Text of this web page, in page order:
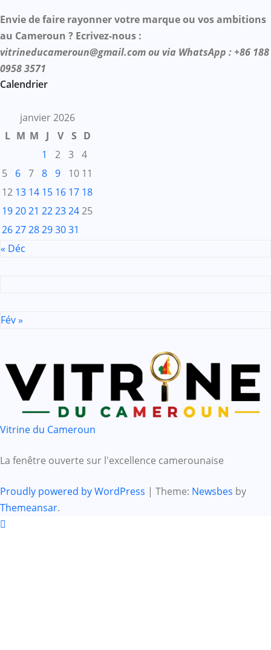
Envie de faire rayonner votre marque ou vos ambitions
au Cameroun ? Ecrivez-nous :
vitrineducameroun@gmail.com ou via WhatsApp : +86 188
0958 3571
Calendrier
janvier 2026
L M M J V S D
1
2 3 4
5
6 7 8 9 10 11
12 13 14 15 16 17 18
192021 22232425
262728293031
« Déc
Fév »
Vitrine du Cameroun
La fenêtre ouverte sur l'excellence camerounaise
Proudly powered by WordPress | Theme: Newsbes by
Themeansar.